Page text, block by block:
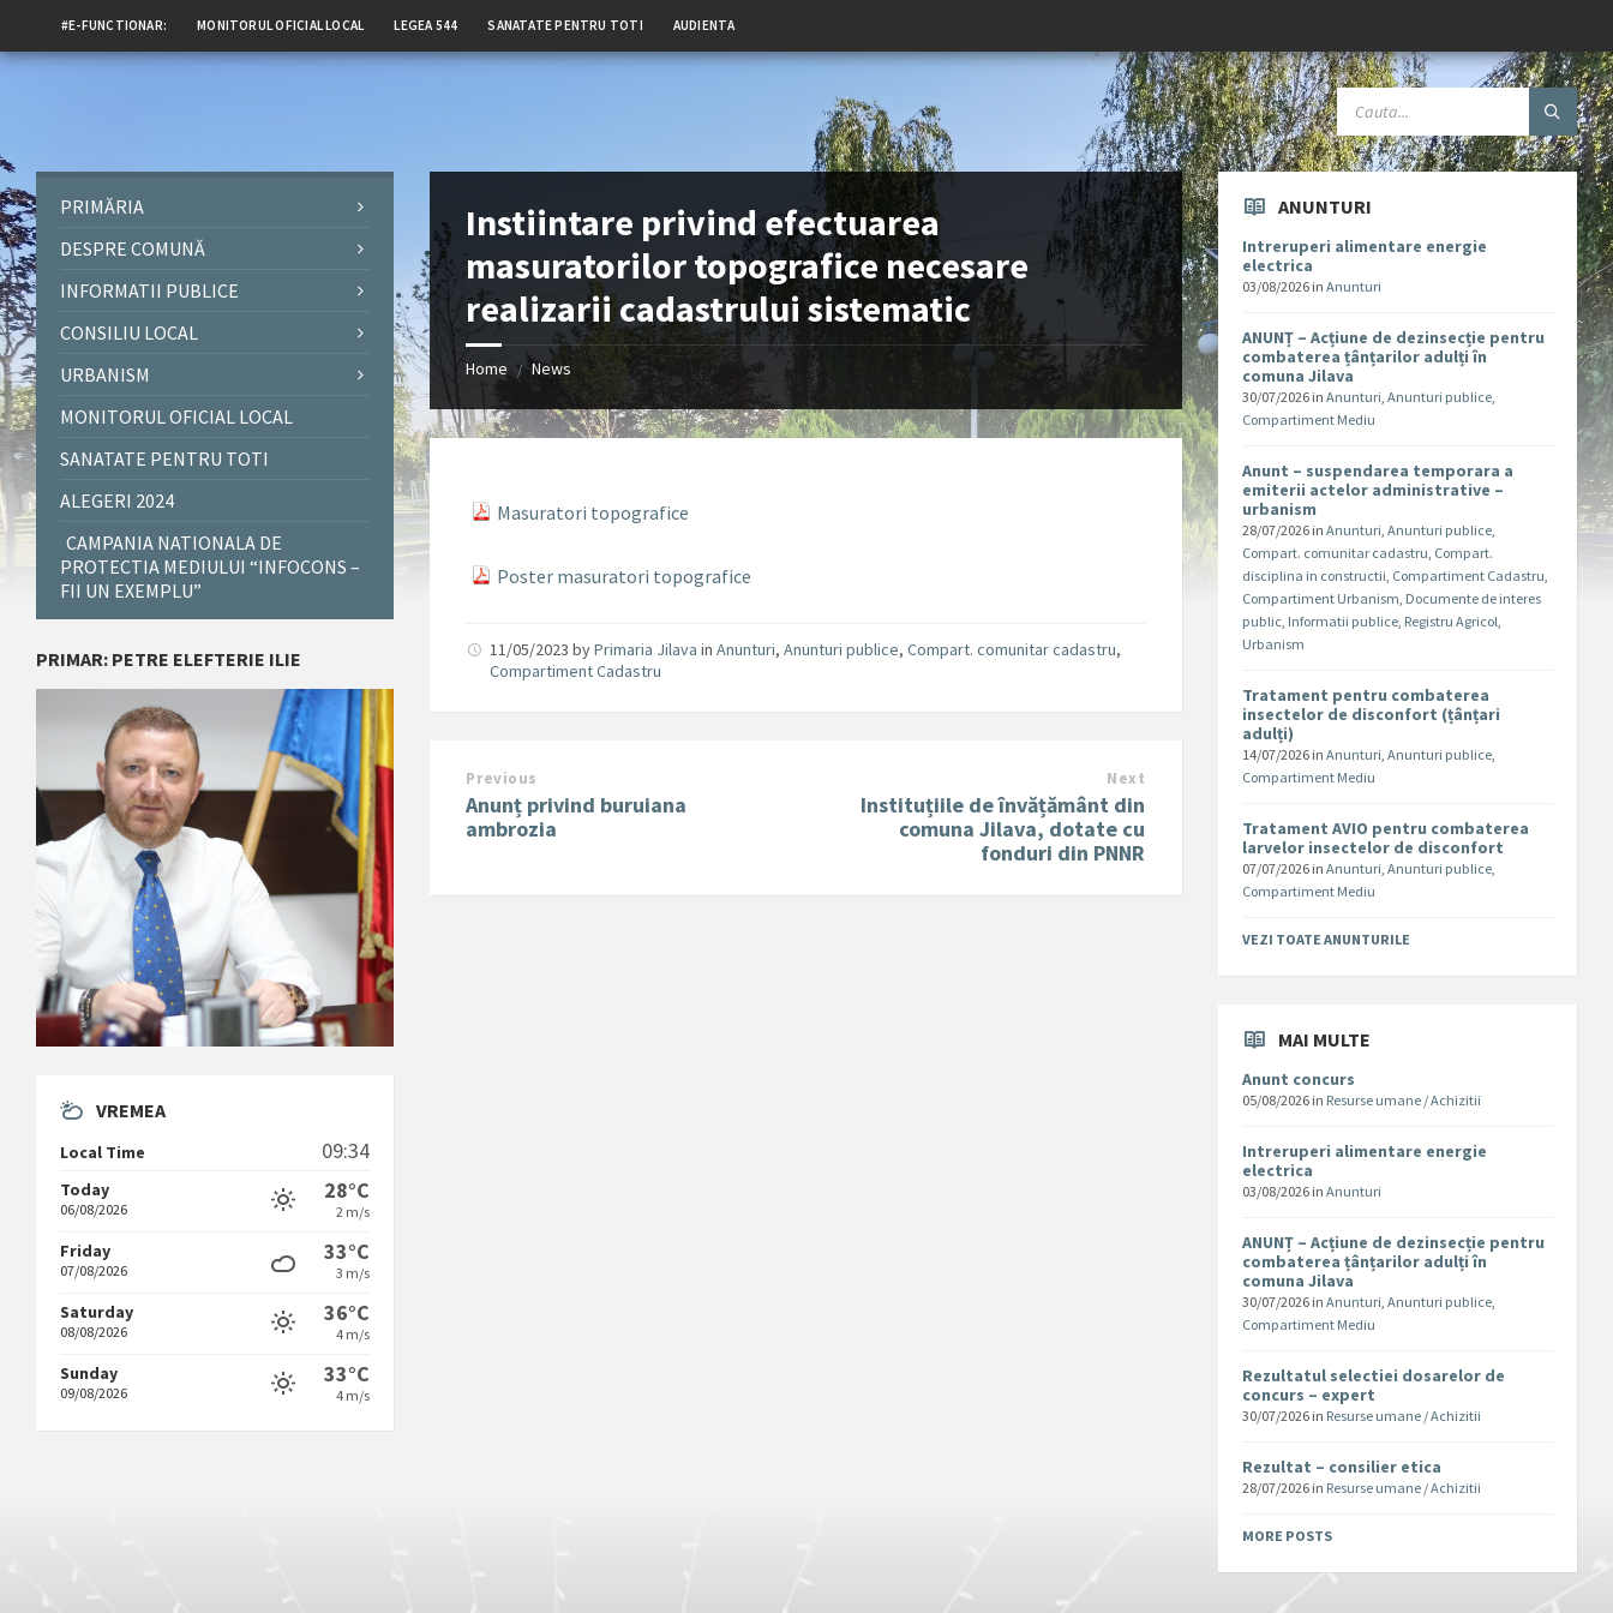
#E-FUNCTIONAR: MONITORUL OFICIAL LOCAL LEGEA 544 SANATATE PENTRU TOTI AUDIENTA
Instiintare privind efectuarea
masuratorilor topografice necesare
realizarii cadastrului sistematic
Home / News
Masuratori topografice
Poster masuratori topografice
11/05/2023byPrimaria Jilava inAnunturi,Anunturi publice,Compart. comunitar cadastru,
Compartiment Cadastru
Previous
Anunț privind buruiana
ambrozia
Next
Instituțiile de învățământ din
comuna Jilava, dotate cu
fonduri din PNNR
PRIMĂRIA
DESPRE COMUNĂ
INFORMATII PUBLICE
CONSILIU LOCAL
URBANISM
MONITORUL OFICIAL LOCAL
SANATATE PENTRU TOTI
ALEGERI 2024
CAMPANIA NATIONALA DE
PROTECTIA MEDIULUI “INFOCONS –
FII UN EXEMPLU”
PRIMAR: PETRE ELEFTERIE ILIE
VREMEA
Local Time 09:34
Today
06/08/2026
28°C
2 m/s
Friday
07/08/2026
33°C
3 m/s
Saturday
08/08/2026
36°C
4 m/s
Sunday
09/08/2026
33°C
4 m/s
ANUNTURI
Intreruperi alimentare energie
electrica
03/08/2026 inAnunturi
ANUNȚ – Acțiune de dezinsecție pentru
combaterea țânțarilor adulți în
comuna Jilava
30/07/2026 inAnunturi,Anunturi publice,
Compartiment Mediu
Anunt – suspendarea temporara a
emiterii actelor administrative –
urbanism
28/07/2026 inAnunturi,Anunturi publice,
Compart. comunitar cadastru, Compart.
disciplina in constructii, Compartiment Cadastru,
Compartiment Urbanism, Documente de interes
public, Informatii publice, Registru Agricol,
Urbanism
Tratament pentru combaterea
insectelor de disconfort (țânțari
adulți)
14/07/2026 inAnunturi,Anunturi publice,
Compartiment Mediu
Tratament AVIO pentru combaterea
larvelor insectelor de disconfort
07/07/2026 inAnunturi,Anunturi publice,
Compartiment Mediu
VEZI TOATE ANUNTURILE
MAI MULTE
Anunt concurs
05/08/2026 in Resurse umane / Achizitii
Intreruperi alimentare energie
electrica
03/08/2026 inAnunturi
ANUNȚ – Acțiune de dezinsecție pentru
combaterea țânțarilor adulți în
comuna Jilava
30/07/2026 inAnunturi,Anunturi publice,
Compartiment Mediu
Rezultatul selectiei dosarelor de
concurs – expert
30/07/2026 in Resurse umane / Achizitii
Rezultat – consilier etica
28/07/2026 in Resurse umane / Achizitii
MORE POSTS